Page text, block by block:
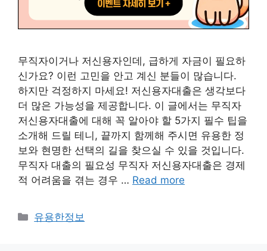
무직자이거나 저신용자인데, 급하게 자금이 필요하
신가요? 이런 고민을 안고 계신 분들이 많습니다.
하지만 걱정하지 마세요! 저신용자대출은 생각보다
더 많은 가능성을 제공합니다. 이 글에서는 무직자
저신용자대출에 대해 꼭 알아야 할 5가지 필수 팁을
소개해 드릴 테니, 끝까지 함께해 주시면 유용한 정
보와 현명한 선택의 길을 찾으실 수 있을 것입니다.
무직자 대출의 필요성 무직자 저신용자대출은 경제
적 어려움을 겪는 경우 … Read more
Categories
유용한정보